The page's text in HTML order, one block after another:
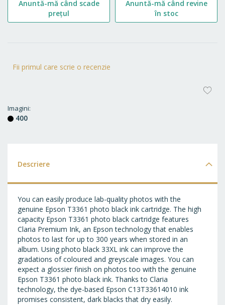
Fii primul care scrie o recenzie
Imagini
400
Anuntă-mă când scade
prețul
Anuntă-mă când revine
în stoc
Descriere
You can easily produce lab-quality photos with the
genuine Epson T3361 photo black ink cartridge. The high
capacity Epson T3361 photo black cartridge features
Claria Premium Ink, an Epson technology that enables
photos to last for up to 300 years when stored in an
album. Using photo black 33XL ink can improve the
gradations of coloured and greyscale images. You can
expect a glossier finish on photos too with the genuine
Epson T3361 photo black ink. Thanks to Claria
technology, the dye-based Epson C13T33614010 ink
promises consistent, dark blacks that dry easily.